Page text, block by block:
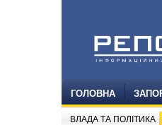
ГОЛОВНА
ВЛАДА ТА ПОЛІТИКА